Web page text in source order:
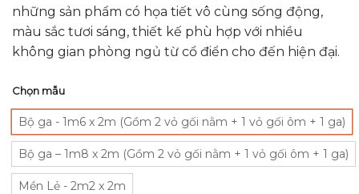
những sản phẩm có họa tiết vô cùng sống động,
màu sắc tươi sáng, thiết kế phù hợp với nhiều
không gian phòng ngủ từ cổ điển cho đến hiện đại.
Chọn mẫu
Bộ ga - 1m6 x 2m (Gồm 2 vỏ gối nằm + 1 vỏ gối ôm + 1 ga)
Bộ ga – 1m8 x 2m (Gồm 2 vỏ gối nằm + 1 vỏ gối ôm + 1 ga)
Mền Lẻ - 2m2 x 2m